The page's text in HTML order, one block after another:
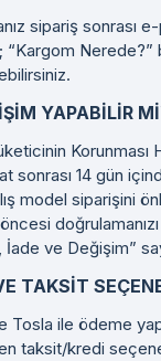
sipariş sonrası
Nerede?”
YAPABILIR
Korunması
sonrası 14 gün
model siparişini
İade ve Değişim”
TAKSIT
Tosla ile ödeme
taksit/kredi